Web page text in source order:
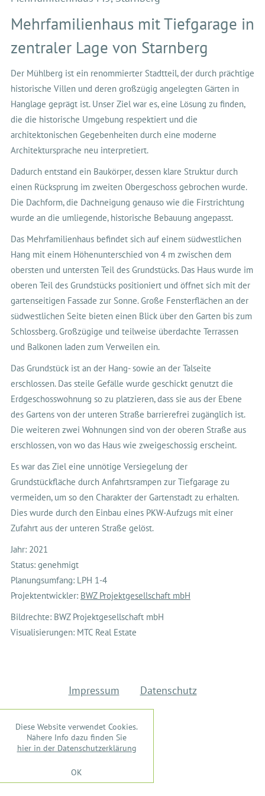
Mehrfamilienhaus mit Tiefgarage in
zentraler Lage von Starnberg
Der Mühlberg ist ein renommierter Stadtteil, der durch prächtige
historische Villen und deren großzügig angelegten Gärten in
Hanglage geprägt ist. Unser Ziel war es, eine Lösung zu finden,
die die historische Umgebung respektiert und die
architektonischen Gegebenheiten durch eine moderne
Architektursprache neu interpretiert.
Dadurch entstand ein Baukörper, dessen klare Struktur durch
einen Rücksprung im zweiten Obergeschoss gebrochen wurde.
Die Dachform, die Dachneigung genauso wie die Firstrichtung
wurde an die umliegende, historische Bebauung angepasst.
Das Mehrfamilienhaus befindet sich auf einem südwestlichen
Hang mit einem Höhenunterschied von 4 m zwischen dem
obersten und untersten Teil des Grundstücks. Das Haus wurde im
oberen Teil des Grundstücks positioniert und öffnet sich mit der
gartenseitigen Fassade zur Sonne. Große Fensterflächen an der
südwestlichen Seite bieten einen Blick über den Garten bis zum
Schlossberg. Großzügige und teilweise überdachte Terrassen
und Balkonen laden zum Verweilen ein.
Das Grundstück ist an der Hang- sowie an der Talseite
erschlossen. Das steile Gefälle wurde geschickt genutzt die
Erdgeschosswohnung so zu platzieren, dass sie aus der Ebene
des Gartens von der unteren Straße barrierefrei zugänglich ist.
Die weiteren zwei Wohnungen sind von der oberen Straße aus
erschlossen, von wo das Haus wie zweigeschossig erscheint.
Es war das Ziel eine unnötige Versiegelung der
Grundstückfläche durch Anfahrtsrampen zur Tiefgarage zu
vermeiden, um so den Charakter der Gartenstadt zu erhalten.
Dies wurde durch den Einbau eines PKW-Aufzugs mit einer
Zufahrt aus der unteren Straße gelöst.
Jahr: 2021
Status: genehmigt
Planungsumfang: LPH 1-4
Projektentwickler: BWZ Projektgesellschaft mbH
Bildrechte: BWZ Projektgesellschaft mbH
Visualisierungen: MTC Real Estate
Impressum Datenschutz
Diese Website verwendet Cookies.
Nähere Info dazu finden Sie
hier in der Datenschutzerklärung
OK